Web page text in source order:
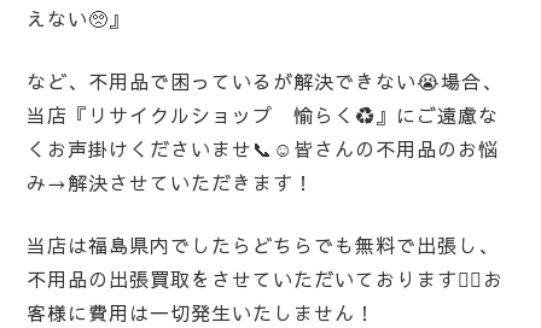
えない🥺』
など、不用品で困っているが解決できない😭場合、
当店『リサイクルショップ 愉らく♻️』にご遠慮な
くお声掛けくださいませ📞☺️皆さんの不用品のお悩
み→解決させていただきます！
当店は福島県内でしたらどちらでも無料で出張し、
不用品の出張買取をさせていただいております💁‍♀️お
客様に費用は一切発生いたしません！